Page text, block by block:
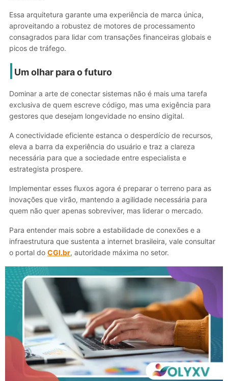
Essa arquitetura garante uma experiência de marca única,
aproveitando a robustez de motores de processamento
consagrados para lidar com transações financeiras globais e
picos de tráfego.
Um olhar para o futuro
Dominar a arte de conectar sistemas não é mais uma tarefa
exclusiva de quem escreve código, mas uma exigência para
gestores que desejam longevidade no ensino digital.
A conectividade eficiente estanca o desperdício de recursos,
eleva a barra da experiência do usuário e traz a clareza
necessária para que a sociedade entre especialista e
estrategista prospere.
Implementar esses fluxos agora é preparar o terreno para as
inovações que virão, mantendo a agilidade necessária para
quem não quer apenas sobreviver, mas liderar o mercado.
Para entender mais sobre a estabilidade de conexões e a
infraestrutura que sustenta a internet brasileira, vale consultar
o portal do CGI.br, autoridade máxima no setor.